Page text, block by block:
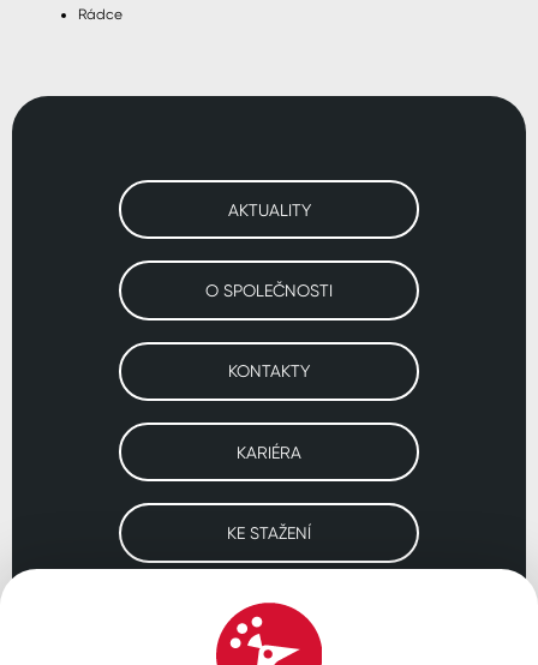
Rádce
AKTUALITY
O SPOLEČNOSTI
KONTAKTY
KARIÉRA
KE STAŽENÍ
Navštivte naše pobočky
SLOVENSKO POLSKO